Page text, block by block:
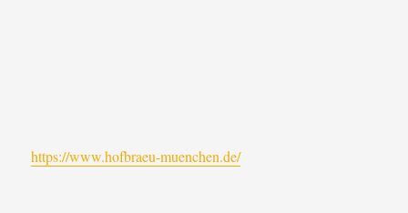
https://www.hofbraeu-muenchen.de/